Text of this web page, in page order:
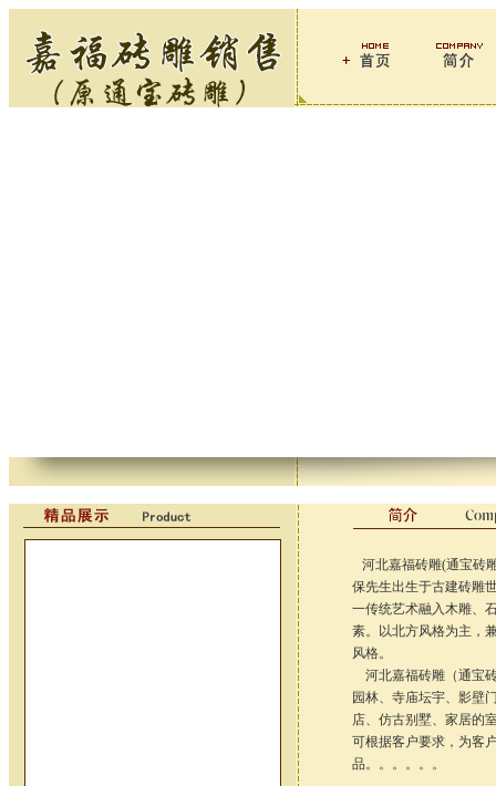
河北嘉福砖雕(通宝砖
保先生出生于古建砖雕
一传统艺术融入木雕、
素。以北方风格为主，
风格。
河北嘉福砖雕（通宝
园林、寺庙坛宇、影壁
店、仿古别墅、家居的
可根据客户要求，为客
品。。。。。。